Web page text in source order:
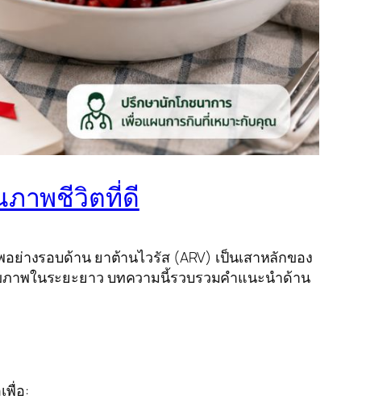
ภาพชีวิตที่ดี
างรอบด้าน ยาต้านไวรัส (ARV) เป็นเสาหลักของ
พในระยะยาว บทความนี้รวบรวมคำแนะนำด้าน
พื่อ: